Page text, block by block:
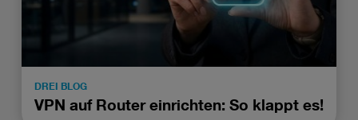
DREI BLOG
VPN auf Router einrichten: So klappt es!